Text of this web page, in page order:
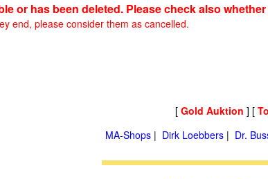
or has been deleted. Please check also
end, please consider them as cancelled.
[ Gold Auktion ] [
MA-Shops | Dirk Loebbers | Dr.